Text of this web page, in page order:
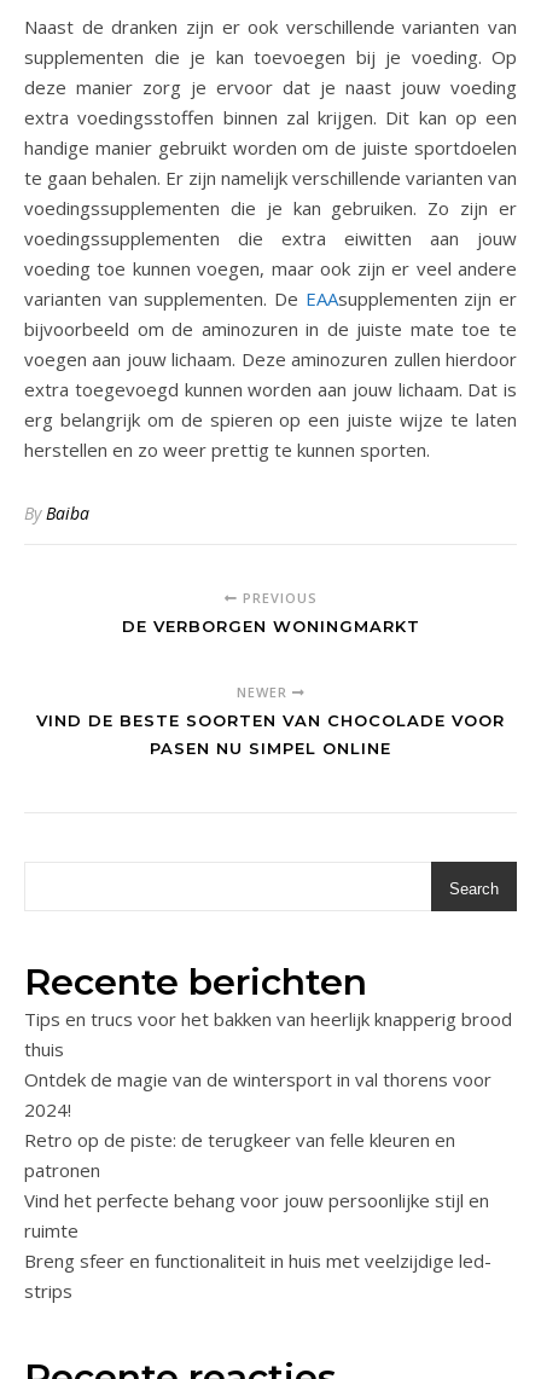
Naast de dranken zijn er ook verschillende varianten van
supplementen die je kan toevoegen bij je voeding. Op
deze manier zorg je ervoor dat je naast jouw voeding
extra voedingsstoffen binnen zal krijgen. Dit kan op een
handige manier gebruikt worden om de juiste sportdoelen
te gaan behalen. Er zijn namelijk verschillende varianten van
voedingssupplementen die je kan gebruiken. Zo zijn er
voedingssupplementen die extra eiwitten aan jouw
voeding toe kunnen voegen, maar ook zijn er veel andere
varianten van supplementen. De EAAsupplementen zijn er
bijvoorbeeld om de aminozuren in de juiste mate toe te
voegen aan jouw lichaam. Deze aminozuren zullen hierdoor
extra toegevoegd kunnen worden aan jouw lichaam. Dat is
erg belangrijk om de spieren op een juiste wijze te laten
herstellen en zo weer prettig te kunnen sporten.
ByBaiba
PREVIOUS
DE VERBORGEN WONINGMARKT
NEWER
VIND DE BESTE SOORTEN VAN CHOCOLADE VOOR
PASEN NU SIMPEL ONLINE
Search
Recente berichten
Tips en trucs voor het bakken van heerlijk knapperig brood
thuis
Ontdek de magie van de wintersport in val thorens voor
2024!
Retro op de piste: de terugkeer van felle kleuren en
patronen
Vind het perfecte behang voor jouw persoonlijke stijl en
ruimte
Breng sfeer en functionaliteit in huis met veelzijdige led-
strips